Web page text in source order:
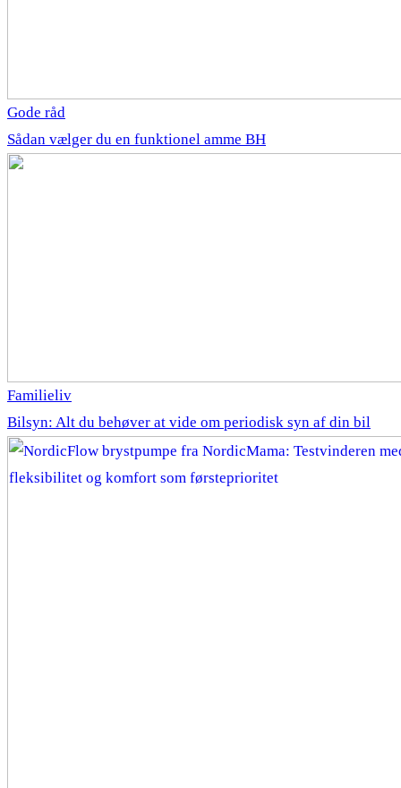
Gode råd
Sådan vælger du en funktionel amme BH
Familieliv
Bilsyn: Alt du behøver at vide om periodisk syn af din bil